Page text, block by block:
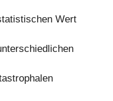
Wert